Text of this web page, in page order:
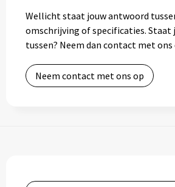
Wellicht staat jouw antwoord
omschrijving of specificaties. Staat
tussen? Neem dan contact met ons
Neem contact met ons op